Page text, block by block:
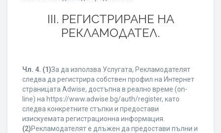
ІІІ. РЕГИСТРИРАНЕ НА
РЕКЛАМОДАТЕЛ.
Чл. 4. (1)За да използва Услугата, Рекламодателят
следва да регистрира собствен профил на Интернет
страницата Adwise, достъпна в реално време (on-
line) на https://www.adwise.bg/auth/register, като
следва конкретните стъпки и предостави
изискуемата регистрационна информация.
(2)Рекламодателят е длъжен да предостави пълни и